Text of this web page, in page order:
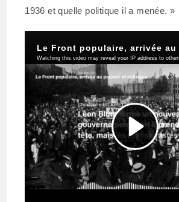
1936 et quelle politique il a menée. »